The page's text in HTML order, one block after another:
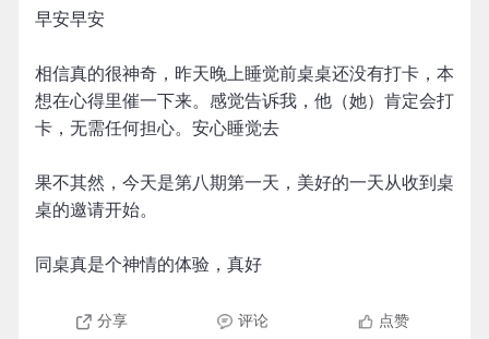
早安早安
相信真的很神奇，昨天晚上睡觉前桌桌还没有打卡，本
想在心得里催一下来。感觉告诉我，他（她）肯定会打
卡，无需任何担心。安心睡觉去
果不其然，今天是第八期第一天，美好的一天从收到桌
桌的邀请开始。
同桌真是个神情的体验，真好
分享 评论 点赞